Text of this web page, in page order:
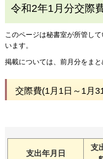
令和2年1月分交際
このページは秘書室が所管し
います。
掲載については、前月分をまと
交際費(1月1日～1月31
支出年月日
支